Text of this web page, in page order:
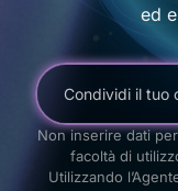
ed
Condividi il tuo
Non inserire dati
facoltà di
Utilizzando